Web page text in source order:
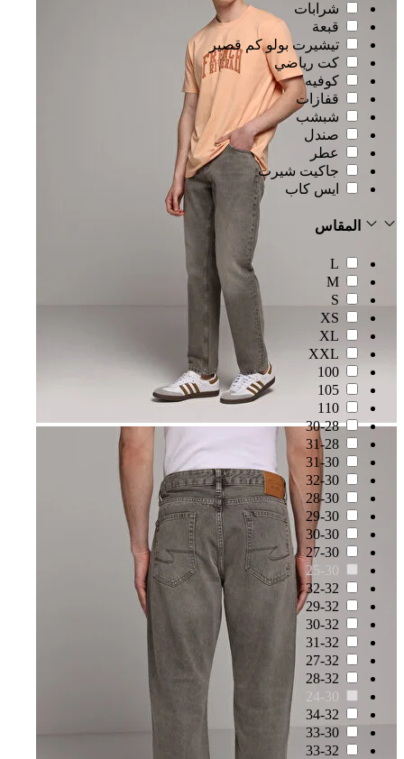
شرابات
قبعة
تيشيرت بولو كم قصير
كت رياضي
كوفيه
قفازات
شبشب
صندل
عطر
جاكيت شيرت
ايس كاب
المقاس
L
M
S
XS
XL
XXL
100
105
110
30-28
31-28
31-30
32-30
28-30
29-30
30-30
27-30
25-30
32-32
29-32
30-32
31-32
27-32
28-32
24-30
34-32
33-30
33-32